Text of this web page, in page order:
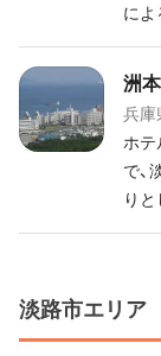
によ
洲
兵庫
ホテ
で、
り
淡路市エリア